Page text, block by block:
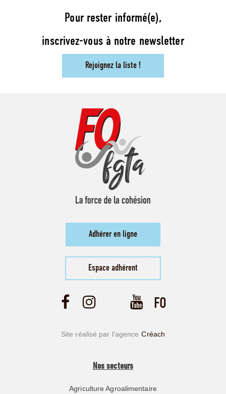
Pour rester informé(e),
inscrivez-vous à notre newsletter
Rejoignez la liste !
Adhérer en ligne
Espace adhérent
Site réalisé par l’agence Créach
Nos secteurs
Agriculture Agroalimentaire